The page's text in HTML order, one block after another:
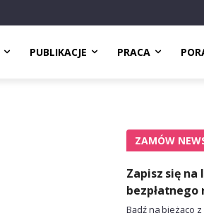
PUBLIKACJE PRACA
ZAMÓW
Zapisz się
Bądź na bieżąco